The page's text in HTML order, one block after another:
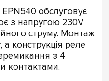
обслуговує
з напругою 230V
струму. Монтаж
конструкція реле
з 4
контактами.